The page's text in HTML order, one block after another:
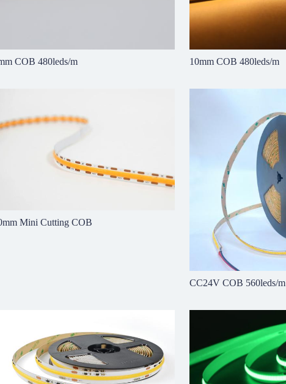
COB 480leds/m 10mm COB 480leds/m
Mini Cutting COB
CC24V COB 560leds/m